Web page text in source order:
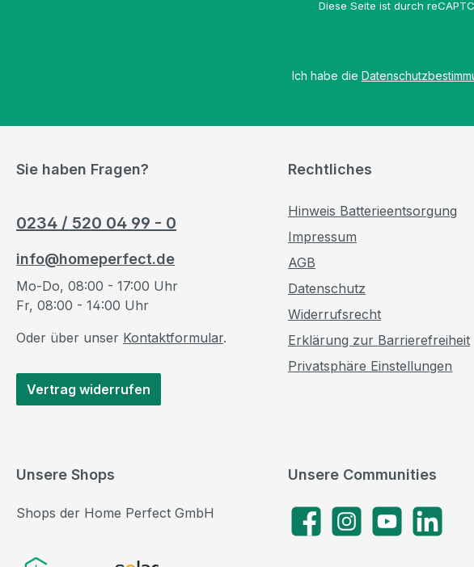
Diese Seite ist durch
Ich habe die
Sie haben Fragen?
0234 / 520 04 99 - 0
info@homeperfect.de
Mo-Do, 08:00 - 17:00 Uhr
Fr, 08:00 - 14:00 Uhr
Oder über unser Kontaktformular.
Vertrag widerrufen
Rechtliches
Hinweis Batterieentsorgung
Impressum
AGB
Datenschutz
Widerrufsrecht
Erklärung zur Barrierefreiheit
Privatsphäre Einstellungen
Unsere Communities
FacebookInstagramYouTubeLinkedIn
Unsere Shops
Shops der Home Perfect GmbH